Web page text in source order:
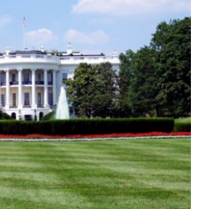
verunsichert Ölmärkte – US-
weiter – Heizölpreise kaum
verändert
Strafzölle US-Rohölbestände
Venezuela